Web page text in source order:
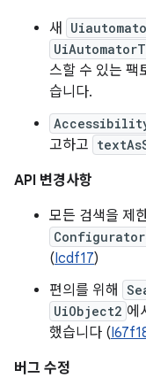
새
스할 수 있는 팩
습니다.
고하고
API 변경사항
모든 검색을 제
(Icdf17)
편의를 위해
UiObject2 에
했습니다 (
버그 수정